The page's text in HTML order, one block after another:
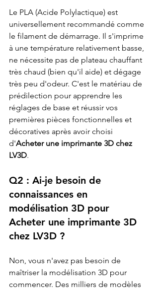
Le PLA (Acide Polylactique) est
universellement recommandé comme
le filament de démarrage. Il s'imprime
à une température relativement basse,
ne nécessite pas de plateau chauffant
très chaud (bien qu'il aide) et dégage
très peu d'odeur. C'est le matériau de
prédilection pour apprendre les
réglages de base et réussir vos
premières pièces fonctionnelles et
décoratives après avoir choisi
d'Acheter une imprimante 3D chez
LV3D.
Q2 : Ai-je besoin de
connaissances en
modélisation 3D pour
Acheter une imprimante 3D
chez LV3D ?
Non, vous n'avez pas besoin de
maîtriser la modélisation 3D pour
commencer. Des milliers de modèles